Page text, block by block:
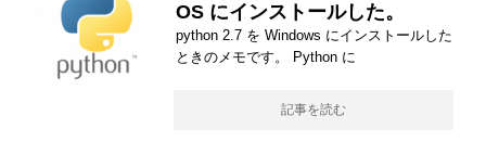
OS にインストールした。
python 2.7 を Windows にインストールした
ときのメモです。 Python に
記事を読む